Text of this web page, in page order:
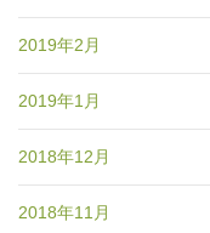
2019年2月
2019年1月
2018年12月
2018年11月